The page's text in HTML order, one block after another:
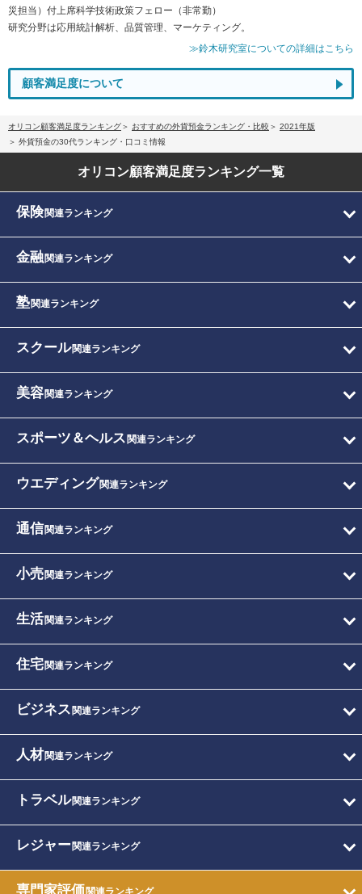
災担当）付上席科学技術政策フェロー（非常勤）
研究分野は応用統計解析、品質管理、マーケティング。
≫鈴木研究室についての詳細はこちら
顧客満足度について
オリコン顧客満足度ランキング おすすめの外貨預金ランキング・比較
2021年版
外貨預金の30代ランキング・口コミ情報
オリコン顧客満足度ランキング一覧
保険関連ランキング
金融関連ランキング
塾関連ランキング
スクール関連ランキング
美容関連ランキング
スポーツ＆ヘルス 関連ランキング
ウエディング関連ランキング
通信関連ランキング
小売関連ランキング
生活関連ランキング
住宅関連ランキング
ビジネス 関連ランキング
人材関連ランキング
トラベル関連ランキング
レジャー関連ランキング
専門家評価関連ランキング